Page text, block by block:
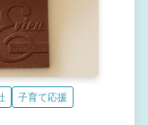
子育て応援